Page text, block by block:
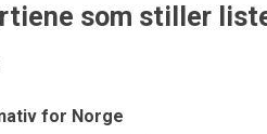
som stiller
for Norge